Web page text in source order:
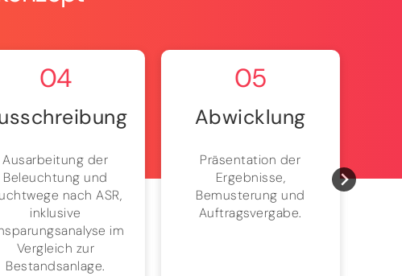
04
Ausarbeitung der
Beleuchtung und
nach ASR,
inklusive
im
Vergleich zur
Bestandsanlage.
05
Abwicklung
Präsentation der
Ergebnisse,
Bemusterung und
Auftragsvergabe.